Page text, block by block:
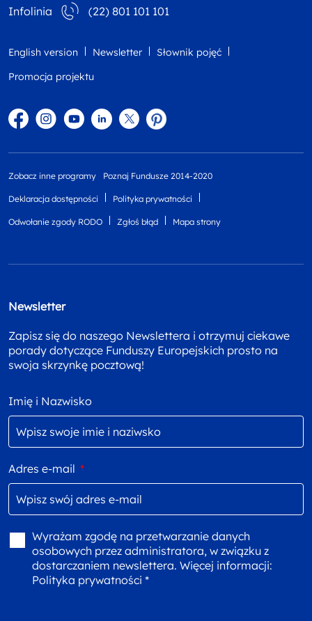
Infolinia (22) 801 101 101
English version Newsletter
Słownik pojęć
Promocja projektu
FacebookInstagram
YouTubeLinkedintwitterPinterest
Zobacz inne programy Poznaj Fundusze 2014-2020
Deklaracja dostępności Polityka prywatności
Odwołanie zgody RODO Zgłoś błąd Mapa strony
Newsletter
Zapisz się do naszego Newslettera i otrzymuj ciekawe
porady dotyczące Funduszy Europejskich prosto na
swoja skrzynkę pocztową!
Imię i Nazwisko
Adres e-mail *
Wyrażam zgodę na przetwarzanie danych
osobowych przez administratora, w związku z
dostarczaniem newslettera. Więcej informacji:
Polityka prywatności *